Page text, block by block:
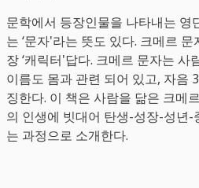
문학에서 등장인물을 나타내는
는 ‘문자'라는 뜻도 있다. 크메르
장 ‘캐릭터'답다. 크메르 문자는 사
이름도 몸과 관련 되어 있고, 자음
징한다. 이 책은 사람을 닮은 크메
의 인생에 빗대어 탄생-성장-성년
는 과정으로 소개한다.